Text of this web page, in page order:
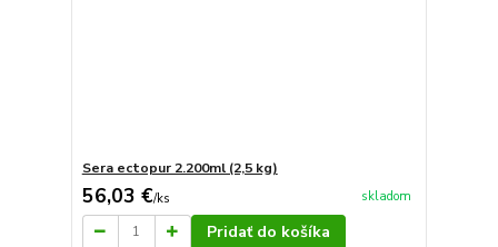
Sera ectopur 2.200ml (2,5 kg)
56,03 €/ks skladom
Pridať do košíka